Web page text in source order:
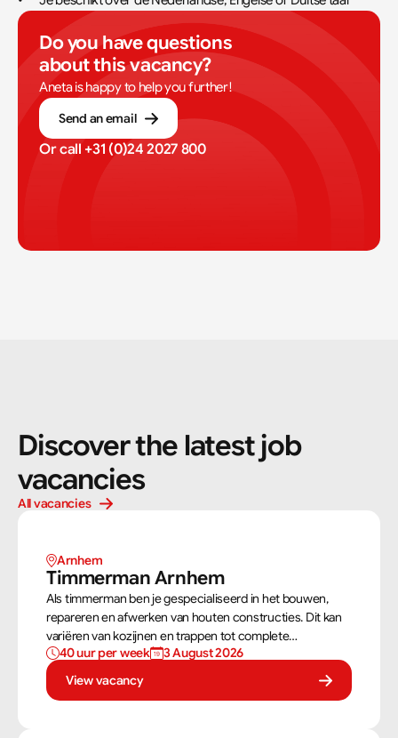
Do you have questions
about this vacancy?
Aneta is happy to help you further!
Send an email
Or call +31 (0)24 2027 800
Discover the latest job
vacancies
All vacancies
Arnhem
Timmerman Arnhem
Als timmerman ben je gespecialiseerd in het bouwen,
repareren en afwerken van houten constructies. Dit kan
variëren van kozijnen en trappen tot complete
dakconstructies en gevels. Aan de hand van
bouwtekeningen zorg jij ervoor dat een constructie zowel
stevig als netjes is afgewerkt.
40 uur per week
3 August 2026
View vacancy